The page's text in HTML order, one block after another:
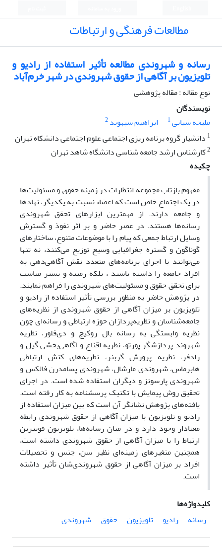
مطالعات فرهنگی و ارتباطات
رسانه و شهروندی مطالعه تأثیر استفاده از رادیو و
تلویزیون بر آگاهی از حقوق شهروندی در شهر خرم‌آباد
نوع مقاله : مقاله پژوهشی
نویسندگان
ملیحه شیانی1 ابراهیم سپهوند2
1 دانشیار گروه برنامه ریزی اجتماعی علوم اجتماعی دانشکاه تهران
2کارشناس ارشد جامعه شناسی دانشگاه شاهد تهران
چکیده
مفهوم بازتاب مجموعه انتظارات در زمینه حقوق و مسئولیت‌ها
در یک اجتماع خاص است که اعضاء نسبت به یکدیگر، نهادها
و جامعه دارند. از مهمترین ابزارهای تحقق شهروندی
رسانه‌ها هستند. در عصر حاضر و بر اثر نفوذ و گسترش
وسایل ارتباط جمعی که پیام را با موضوعات متنوع، ساختارهای
گوناگون و گستره جغرافیایی وسیع توزیع می‌کنند، نه تنها
می‌توانند با اجرای برنامه‌های متعدد نقش آگاهی‌دهی به
افراد جامعه را داشته باشند ، بلکه زمینه و بستر مناسب
برای تحقق حقوق و مسئولیت‌های شهروندی را فراهم نمایند.
در پژوهش حاضر به منظور بررسی تأثیر استفاده از رادیو و
تلویزیون بر میزان آگاهی از حقوق شهروندی از نظریه‌های
جامعه‌شناسان و نظریه‌پردازان حوزه ارتباطی و رسانه‌ای چون
نظریه وابستگی به رسانه بال روکیج و دی‌فلور، نظریه
شهروند پردازشگر پورتو، نظریه اقناع و آگاهی‌بخشی گیل و
رادفر، نظریه پرورش گربنر، نظریه‌های کنش ارتباطی
هابرماس، شهروندی مارشال، شهروندی پسامدرن فالکس و
شهروندی پارسونز و دیگران استفاده شده است. در اجرای
تحقیق روش پیمایش با تکنیک پرسشنامه به کار رفته است.
یافته‌های پژوهش نشانگر آن است که بین میزان استفاده از
رادیو و تلویزیون با میزان آگاهی از حقوق شهروندی رابطه
معنادار وجود دارد و در میان رسانه‌ها، تلویزیون قویترین
ارتباط را با میزان آگاهی از حقوق شهروندی داشته است،
همچنین متغیرهای زمینه‌ای نظیر سن، جنس و تحصیلات
افراد بر میزان آگاهی از حقوق شهروندی‌شان تأثیر داشته
است.
کلیدواژه‌ها
رسانه
رادیو تلویزیون حقوق شهروندی